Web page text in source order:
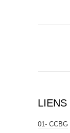
LIENS
01- CCBG